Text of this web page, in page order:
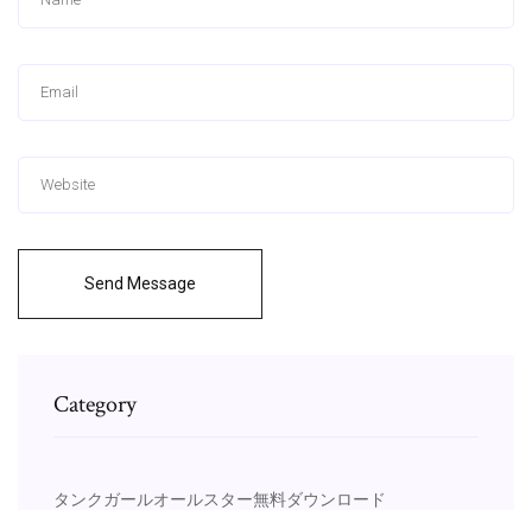
Send Message
Category
タンクガールオールスター無料ダウンロード